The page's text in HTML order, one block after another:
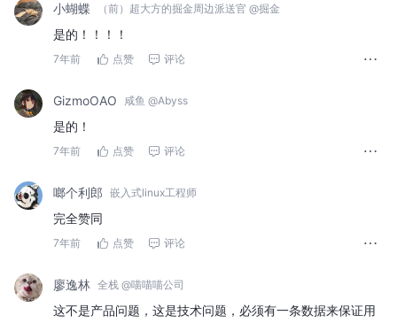
小蝴蝶 （前）超大方的掘金周边派送官 @掘金
是的！！！！
7年前 点赞 评论
GizmoOAO 咸鱼 @Abyss
是的！
7年前 点赞 评论
啷个利郎 嵌入式linux工程师
完全赞同
7年前 点赞 评论
廖逸林 全栈 @喵喵喵公司
这不是产品问题，这是技术问题，必须有一条数据来保证用